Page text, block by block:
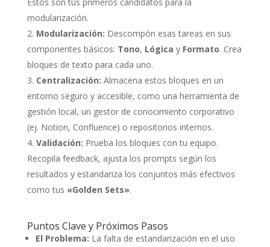
modularización.
Modularización: Descompón esas tareas en sus
componentes básicos: Tono, Lógica y Formato. Crea
bloques de texto para cada uno.
Centralización: Almacena estos bloques en un
entorno seguro y accesible, como una herramienta de
gestión local, un gestor de conocimiento corporativo
(ej. Notion, Confluence) o repositorios internos.
Validación: Prueba los bloques con tu equipo.
Recopila feedback, ajusta los prompts según los
resultados y estandariza los conjuntos más efectivos
como tus «Golden Sets».
Puntos Clave y Próximos Pasos
El Problema: La falta de estandarización en el uso